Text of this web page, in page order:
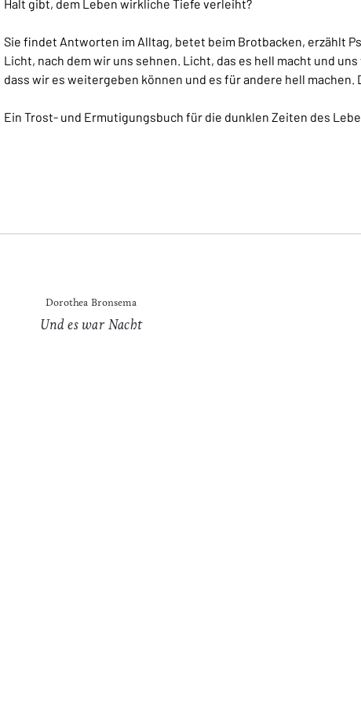
Halt gibt, dem Leben wirkliche Tiefe verleiht?
Sie findet Antworten im Alltag, betet beim Brotbacken, erzählt
Licht, nach dem wir uns sehnen. Licht, das es hell macht und
dass wir es weitergeben können und es für andere hell machen.
Ein Trost- und Ermutigungsbuch für die dunklen Zeiten des